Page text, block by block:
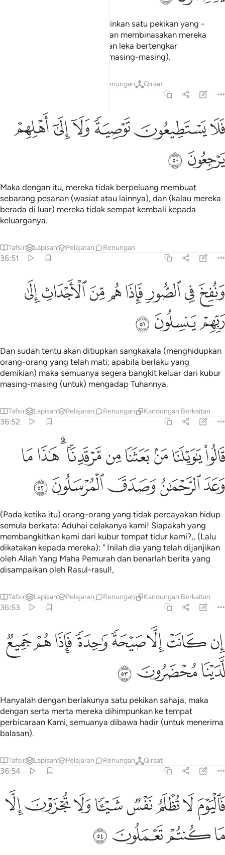
Mereka tidak menunggu melainkan satu pekikan yang -
(dengan secara mengejut) akan membinasakan mereka
semasa mereka dalam keadaan leka bertengkar
(merundingkan urusan dunia masing-masing).
Renungan Qiraat
فلا يستطيعون توصية ولا الى اهلهم يرجعون ٥٠
فَلَا يَسْتَطِيعُونَ تَوْصِيَةًۭ وَلَآ إِلَىٰٓ أَهْلِهِمْ يَرْجِعُونَ ٥٠
ﲤﲥﲦﲧﲨﲩ
ﲪ ﲫ
Maka dengan itu, mereka tidak berpeluang membuat
sebarang pesanan (wasiat atau lainnya), dan (kalau mereka
berada di luar) mereka tidak sempat kembali kepada
keluarganya.
Tafsir Lapisan Pelajaran Renungan
36:51
ونفخ في الصور فاذا هم من الاجداث الى ربهم ينسلون ٥١
وَنُفِخَ فِى ٱلصُّورِ فَإِذَا هُم مِّنَ ٱلْأَجْدَاثِ إِلَىٰ رَبِّهِمْ يَنسِلُونَ ٥١
ﲬﲭﲮﲯﲰﲱﲲﲳ
ﲴﲵﲶ
Dan sudah tentu akan ditiupkan sangkakala (menghidupkan
orang-orang yang telah mati; apabila berlaku yang
demikian) maka semuanya segera bangkit keluar dari kubur
masing-masing (untuk) mengadap Tuhannya.
Tafsir Lapisan Pelajaran Renungan Kandungan Berkaitan
36:52
قالوا يا ويلنا من بعثنا من مرقدنا هاذا ما وعد الرحمان وصدق المرسلون
قَالُوا۟ يَـٰوَيْلَنَا مَنۢ بَعَثَنَا مِن مَّرْقَدِنَا ۜ ۗ هَـٰذَا مَا وَعَدَ
ﲷﲸﲹﲺﲻﲼﲽ ﲾ ﲿﳀ
ﳁﳂﳃﳄﳅ
(Pada ketika itu) orang-orang yang tidak percayakan hidup
semula berkata: Aduhai celakanya kami! Siapakah yang
membangkitkan kami dari kubur tempat tidur kami?,, (Lalu
dikatakan kepada mereka): " Inilah dia yang telah dijanjikan
oleh Allah Yang Maha Pemurah dan benarlah berita yang
disampaikan oleh Rasul-rasul!,
Tafsir Lapisan Pelajaran Renungan Kandungan Berkaitan
36:53
ان كانت الا صيحة واحدة فاذا هم جميع لدينا محضرون ٥٣
إِن كَانَتْ إِلَّا صَيْحَةًۭ وَٰحِدَةًۭ فَإِذَا هُمْ جَمِيعٌۭ لَّدَيْنَا مُحْضَرُونَ ٥٣
ﳆﳇﳈﳉﳊﳋﳌﳍ
ﳎﳏﳐ
Hanyalah dengan berlakunya satu pekikan sahaja, maka
dengan serta merta mereka dihimpunkan ke tempat
perbicaraan Kami, semuanya dibawa hadir (untuk menerima
balasan).
Tafsir Lapisan Pelajaran Renungan Qiraat
36:54
فاليوم لا تظلم نفس شييا ولا تجزون الا ما كنتم تعملون ٥٤
فَٱلْيَوْمَ لَا تُظْلَمُ نَفْسٌۭ شَيْـًۭٔا وَلَا تُجْزَوْنَ إِلَّا مَا كُنتُمْ تَعْمَلُونَ ٥٤
ﳑﳒﳓﳔﳕﳖﳗﳘ
ﳙﳚﳛﳜ